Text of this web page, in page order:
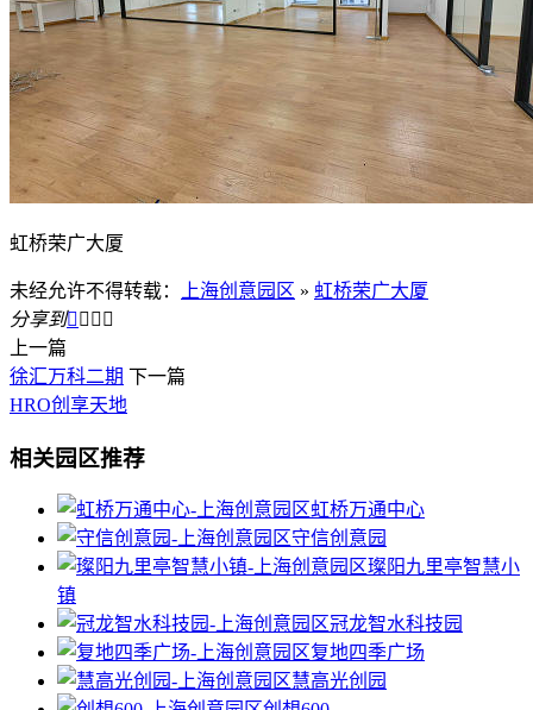
虹桥荣广大厦
未经允许不得转载： 上海创意园区 » 虹桥荣广大厦
分享到   
上一篇
徐汇万科二期 下一篇
HRO创享天地
相关园区推荐
虹桥万通中心
守信创意园
璨阳九里亭智慧小
镇
冠龙智水科技园
复地四季广场
慧高光创园